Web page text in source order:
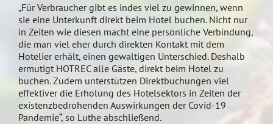
„Für Verbraucher gibt es indes viel zu gewinnen, wenn
sie eine Unterkunft direkt beim Hotel buchen. Nicht nur
in Zeiten wie diesen macht eine persönliche Verbindung,
die man viel eher durch direkten Kontakt mit dem
Hotelier erhält, einen gewaltigen Unterschied. Deshalb
ermutigt HOTREC alle Gäste, direkt beim Hotel zu
buchen. Zudem unterstützen Direktbuchungen viel
effektiver die Erholung des Hotelsektors in Zeiten der
existenzbedrohenden Auswirkungen der Covid-19
Pandemie“, so Luthe abschließend.